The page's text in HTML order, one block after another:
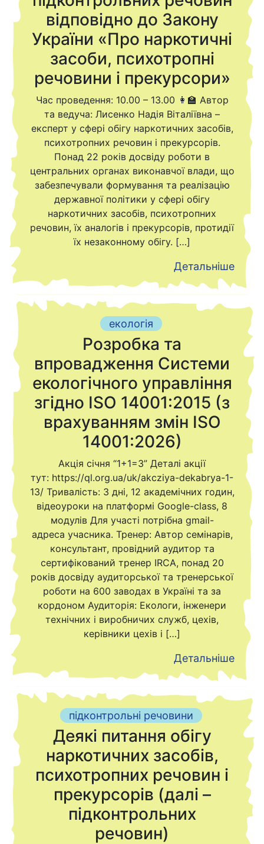
відповідно до Закону
України «Про наркотичні
засоби, психотропні
речовини і прекурсори»
Час проведення: 10.00 – 13.00 👩‍🏫 Автор
та ведуча: Лисенко Надія Віталіївна –
експерт у сфері обігу наркотичних засобів,
психотропних речовин і прекурсорів.
Понад 22 років досвіду роботи в
центральних органах виконавчої влади, що
забезпечували формування та реалізацію
державної політики у сфері обігу
наркотичних засобів, психотропних
речовин, їх аналогів і прекурсорів, протидії
їх незаконному обігу. […]
Детальніше
екологія
Розробка та
впровадження Системи
екологічного управління
згідно ISO 14001:2015 (з
врахуванням змін ISO
14001:2026)
Акція січня “1+1=3” Деталі акції
тут: https://ql.org.ua/uk/akcziya-dekabrya-1-
13/ Тривалість: 3 дні, 12 академічних годин,
відеоуроки на платформі Google-class, 8
модулів Для участі потрібна gmail-
адреса учасника. Тренер: Автор семінарів,
консультант, провідний аудитор та
сертифікований тренер IRCA, понад 20
років досвіду аудиторської та тренерської
роботи на 600 заводах в Україні та за
кордоном Аудиторія: Екологи, інженери
технічних і виробничих служб, цехів,
керівники цехів і […]
Детальніше
підконтрольні речовини
Деякі питання обігу
наркотичних засобів,
психотропних речовин і
прекурсорів (далі –
підконтрольних
речовин)